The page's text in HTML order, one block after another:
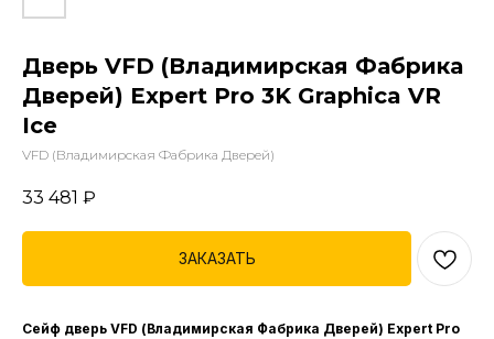
Дверь VFD (Владимирская Фабрика
Дверей) Expert Pro 3K Graphica VR
Ice
VFD (Владимирская Фабрика Дверей)
33 481 ₽
ЗАКАЗАТЬ
Сейф дверь VFD (Владимирская Фабрика Дверей) Expert Pro